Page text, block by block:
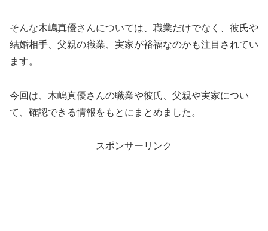
そんな木嶋真優さんについては、職業だけでなく、彼氏や
結婚相手、父親の職業、実家が裕福なのかも注目されてい
ます。
今回は、木嶋真優さんの職業や彼氏、父親や実家につい
て、確認できる情報をもとにまとめました。
スポンサーリンク